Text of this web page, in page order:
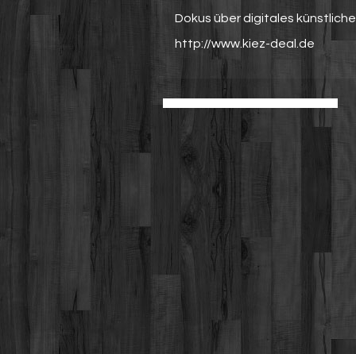
Dokus über digitales
http://www.kiez-deal.de